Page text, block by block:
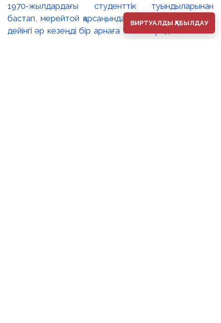
1970-жылдардағы студенттік туындыларынан
бастап, мерейтой қарсаңындағы соңғы еңбектеріне
дейінгі әр кезеңді бір арнаға тоғыстырады. 🔸Павел
ВИРТУАЛДЫ ҚАБЫЛДАУ